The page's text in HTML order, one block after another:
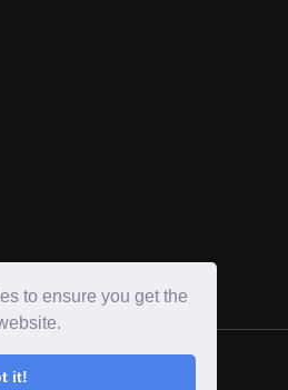
to ensure you get the
it!